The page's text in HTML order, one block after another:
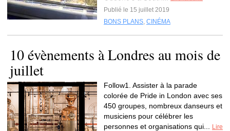
Publié le 15 juillet 2019
BONS PLANS, CINÉMA
10 évènements à Londres au mois de
juillet
Follow1. Assister à la parade
colorée de Pride in London avec ses
450 groupes, nombreux danseurs et
musiciens pour célébrer les
personnes et organisations qui...
Lire